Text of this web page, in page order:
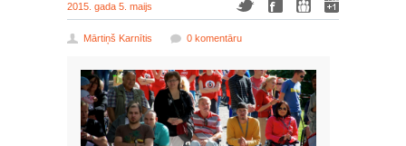
2015. gada 5. maijs
Mārtiņš Karnītis 0 komentāru